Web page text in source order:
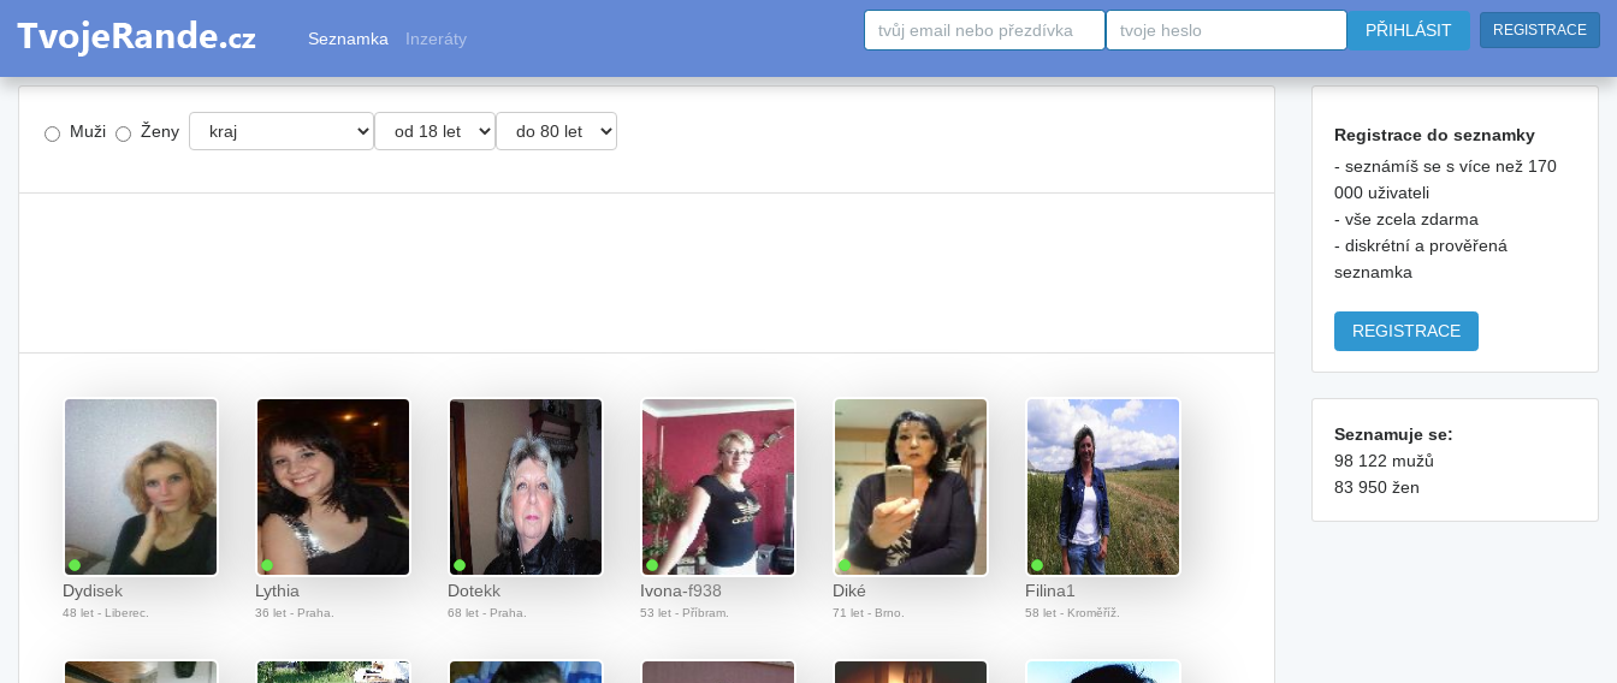
Seznamka Inzeráty PŘIHLÁSIT REGISTRACE
Muži Ženy
Dydisek
48 let - Liberec.
Lythia
36 let - Praha.
Dotekk
68 let - Praha.
Ivona-f938
53 let - Příbram.
Diké
71 let - Brno.
Filina1
58 let - Kroměříž.
Registrace do seznamky
- seznámíš se s více než 170
000 uživateli
- vše zcela zdarma
- diskrétní a prověřená
seznamka
REGISTRACE
Seznamuje se:
98 122 mužů
83 950 žen